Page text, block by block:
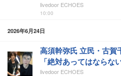
livedoor ECHOES
10:00
2026年6月24日
高須幹弥氏 立民・古賀
「絶対あってはならな
livedoor ECHOES